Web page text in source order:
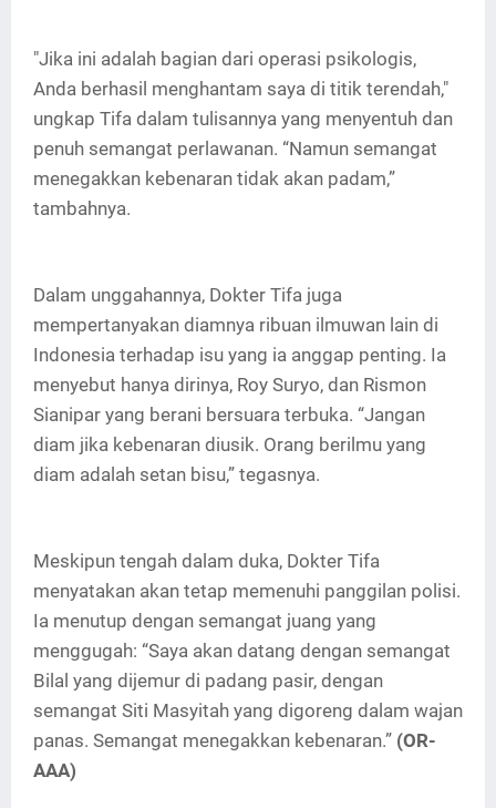
"Jika ini adalah bagian dari operasi psikologis,
Anda berhasil menghantam saya di titik terendah,"
ungkap Tifa dalam tulisannya yang menyentuh dan
penuh semangat perlawanan. “Namun semangat
menegakkan kebenaran tidak akan padam,”
tambahnya.
Dalam unggahannya, Dokter Tifa juga
mempertanyakan diamnya ribuan ilmuwan lain di
Indonesia terhadap isu yang ia anggap penting. Ia
menyebut hanya dirinya, Roy Suryo, dan Rismon
Sianipar yang berani bersuara terbuka. “Jangan
diam jika kebenaran diusik. Orang berilmu yang
diam adalah setan bisu,” tegasnya.
Meskipun tengah dalam duka, Dokter Tifa
menyatakan akan tetap memenuhi panggilan polisi.
Ia menutup dengan semangat juang yang
menggugah: “Saya akan datang dengan semangat
Bilal yang dijemur di padang pasir, dengan
semangat Siti Masyitah yang digoreng dalam wajan
panas. Semangat menegakkan kebenaran.” (OR-
AAA)